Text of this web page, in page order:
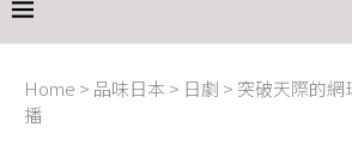
Home > 品味日本 > 日劇 > 突破天際的網
播